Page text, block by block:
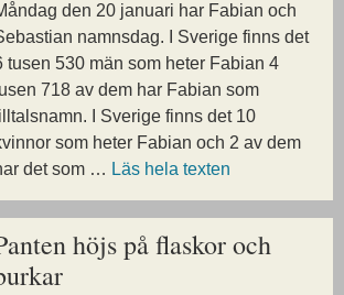
den 20 januari har Fabian och
namnsdag. I Sverige finns det
tusen 530 män som heter Fabian 4
718 av dem har Fabian som
I Sverige finns det 10
som heter Fabian och 2 av dem
det som … Läs hela texten
höjs på flaskor och